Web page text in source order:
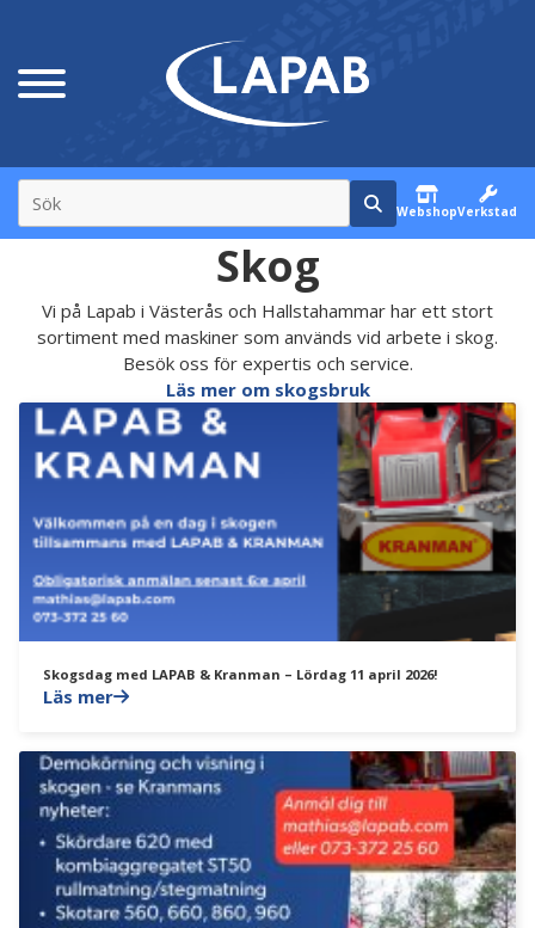
WebshopVerkstad
Skog
Vi på Lapab i Västerås och Hallstahammar har ett stort
sortiment med maskiner som används vid arbete i skog.
Besök oss för expertis och service.
Läs mer om skogsbruk
Skogsdag med LAPAB & Kranman – Lördag 11 april 2026!
Läs mer